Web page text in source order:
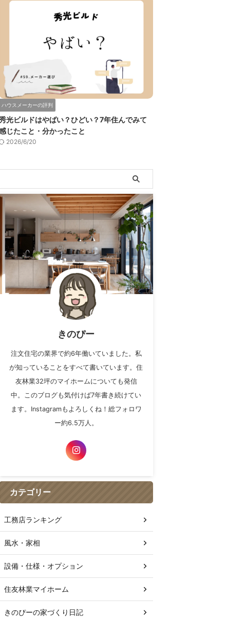
ハウスメーカーの評判
光ビルドはやばい？ひどい？7年住んでみて
じたこと・分かったこと
2026/6/20
きのぴー
注文住宅の業界で約6年働いていました。私
が知っていることをすべて書いています。住
友林業32坪のマイホームについても発信
中。このブログも気付けば7年書き続けてい
ます。Instagramもよろしくね！総フォロワ
ー約6.5万人。
カテゴリー
工務店ランキング
風水・家相
設備・仕様・オプション
住友林業マイホーム
きのぴーの家づくり日記